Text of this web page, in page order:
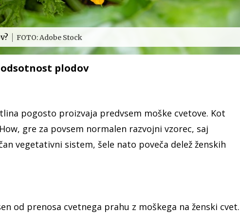
FOTO: Adobe Stock
plodov
pogosto proizvaja predvsem moške cvetove. Kot
gre za povsem normalen razvojni vzorec, saj
vegetativni sistem, šele nato poveča delež ženskih
od prenosa cvetnega prahu z moškega na ženski cvet.